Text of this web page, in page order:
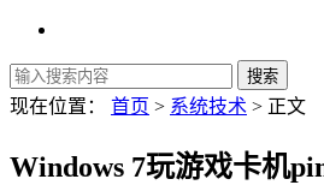
现在位置： 首页 > 系统技术 > 正文
Windows 7玩游戏卡机